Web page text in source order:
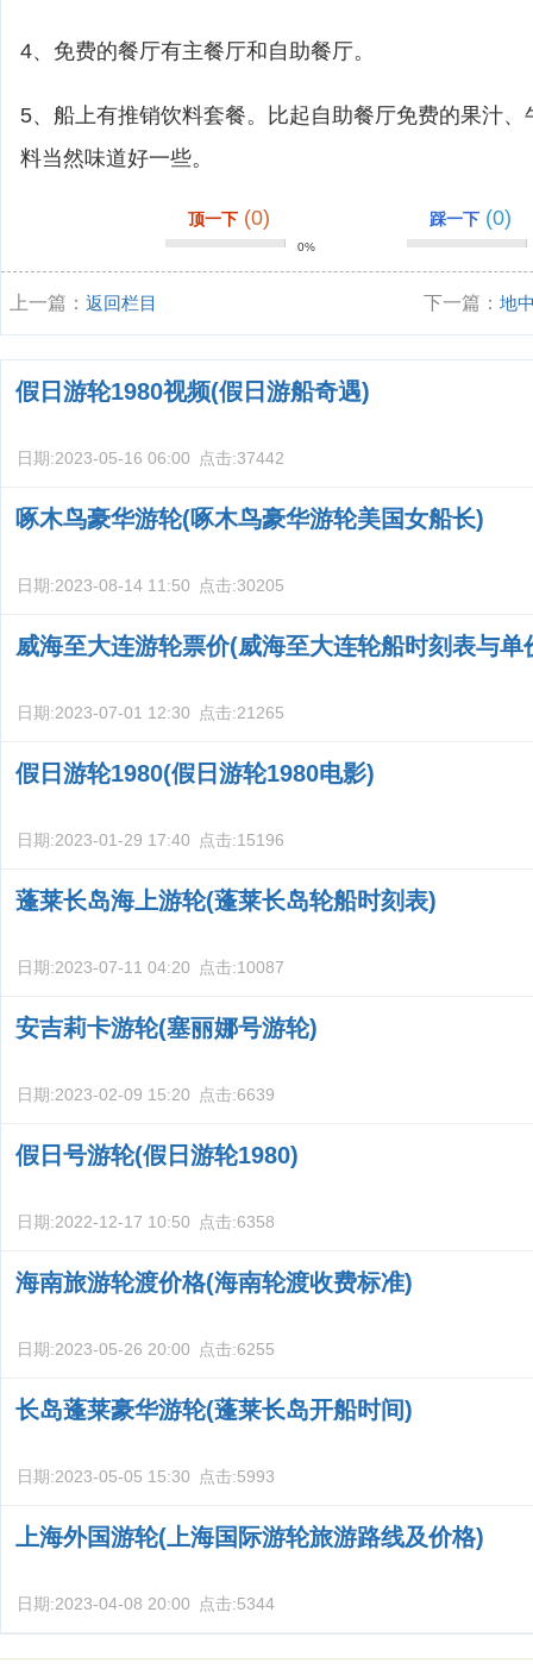
4、免费的餐厅有主餐厅和自助餐厅。
5、船上有推销饮料套餐。比起自助餐厅免费的果汁
料当然味道好一些。
顶一下 (0)
0%
踩一下 (0)
上一篇： 返回栏目 下一篇：地
航线价格？
假日游轮1980视频(假日游船奇遇)
日期:2023-05-16 06:00 点击:37442
啄木鸟豪华游轮(啄木鸟豪华游轮美国女船长)
日期:2023-08-14 11:50 点击:30205
威海至大连游轮票价(威海至大连轮船时刻表与单
日期:2023-07-01 12:30 点击:21265
假日游轮1980(假日游轮1980电影)
日期:2023-01-29 17:40 点击:15196
蓬莱长岛海上游轮(蓬莱长岛轮船时刻表)
日期:2023-07-11 04:20 点击:10087
安吉莉卡游轮(塞丽娜号游轮)
日期:2023-02-09 15:20 点击:6639
假日号游轮(假日游轮1980)
日期:2022-12-17 10:50 点击:6358
海南旅游轮渡价格(海南轮渡收费标准)
日期:2023-05-26 20:00 点击:6255
长岛蓬莱豪华游轮(蓬莱长岛开船时间)
日期:2023-05-05 15:30 点击:5993
上海外国游轮(上海国际游轮旅游路线及价格)
日期:2023-04-08 20:00 点击:5344